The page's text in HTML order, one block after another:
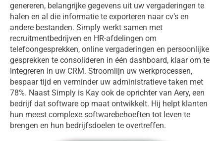
genereren, belangrijke gegevens uit uw vergaderingen te
halen en al die informatie te exporteren naar cv’s en
andere bestanden. Simply werkt samen met
recruitmentbedrijven en HR-afdelingen om
telefoongesprekken, online vergaderingen en persoonlijke
gesprekken te consolideren in één dashboard, klaar om te
integreren in uw CRM. Stroomlijn uw werkprocessen,
bespaar tijd en verminder uw administratieve taken met
78%. Naast Simply is Kay ook de oprichter van Aery, een
bedrijf dat software op maat ontwikkelt. Hij helpt klanten
hun meest complexe softwarebehoeften tot leven te
brengen en hun bedrijfsdoelen te overtreffen.